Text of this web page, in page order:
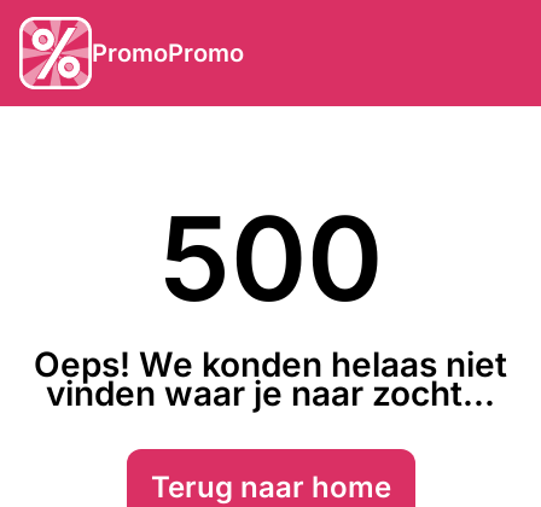
PromoPromo
500
Oeps! We konden helaas niet
vinden waar je naar zocht...
Terug naar home